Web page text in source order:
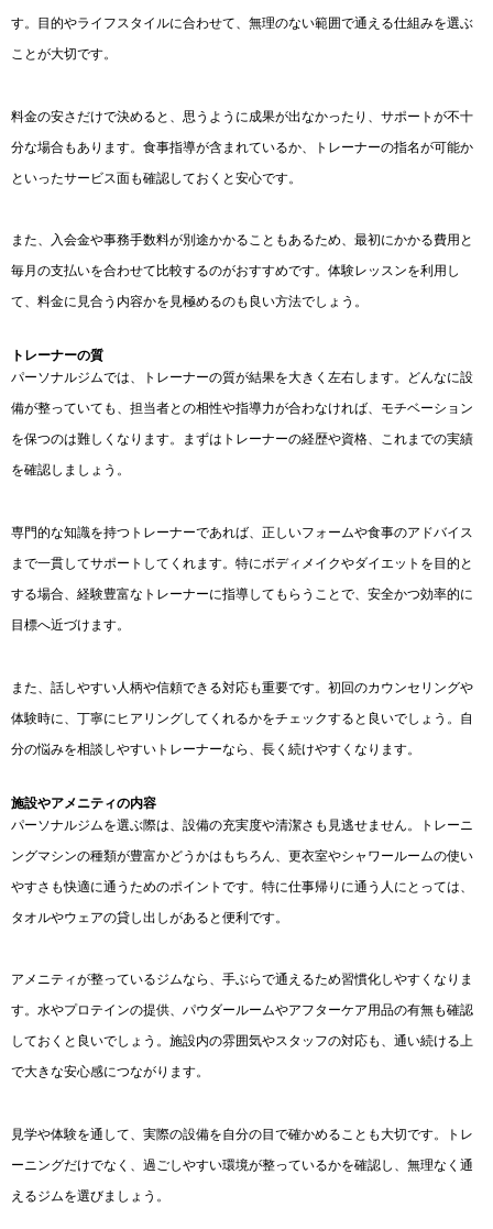
す。目的やライフスタイルに合わせて、無理のない範囲で通える仕組みを選ぶ
ことが大切です。
料金の安さだけで決めると、思うように成果が出なかったり、サポートが不十
分な場合もあります。食事指導が含まれているか、トレーナーの指名が可能か
といったサービス面も確認しておくと安心です。
また、入会金や事務手数料が別途かかることもあるため、最初にかかる費用と
毎月の支払いを合わせて比較するのがおすすめです。体験レッスンを利用し
て、料金に見合う内容かを見極めるのも良い方法でしょう。
トレーナーの質
パーソナルジムでは、トレーナーの質が結果を大きく左右します。どんなに設
備が整っていても、担当者との相性や指導力が合わなければ、モチベーション
を保つのは難しくなります。まずはトレーナーの経歴や資格、これまでの実績
を確認しましょう。
専門的な知識を持つトレーナーであれば、正しいフォームや食事のアドバイス
まで一貫してサポートしてくれます。特にボディメイクやダイエットを目的と
する場合、経験豊富なトレーナーに指導してもらうことで、安全かつ効率的に
目標へ近づけます。
また、話しやすい人柄や信頼できる対応も重要です。初回のカウンセリングや
体験時に、丁寧にヒアリングしてくれるかをチェックすると良いでしょう。自
分の悩みを相談しやすいトレーナーなら、長く続けやすくなります。
施設やアメニティの内容
パーソナルジムを選ぶ際は、設備の充実度や清潔さも見逃せません。トレーニ
ングマシンの種類が豊富かどうかはもちろん、更衣室やシャワールームの使い
やすさも快適に通うためのポイントです。特に仕事帰りに通う人にとっては、
タオルやウェアの貸し出しがあると便利です。
アメニティが整っているジムなら、手ぶらで通えるため習慣化しやすくなりま
す。水やプロテインの提供、パウダールームやアフターケア用品の有無も確認
しておくと良いでしょう。施設内の雰囲気やスタッフの対応も、通い続ける上
で大きな安心感につながります。
見学や体験を通して、実際の設備を自分の目で確かめることも大切です。トレ
ーニングだけでなく、過ごしやすい環境が整っているかを確認し、無理なく通
えるジムを選びましょう。